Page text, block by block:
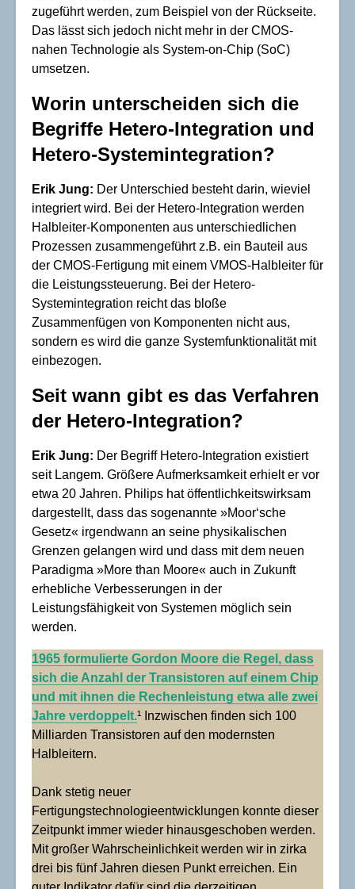
zugeführt werden, zum Beispiel von der Rückseite.
Das lässt sich jedoch nicht mehr in der CMOS-
nahen Technologie als System-on-Chip (SoC)
umsetzen.
Worin unterscheiden sich die
Begriffe Hetero-Integration und
Hetero-Systemintegration?
Erik Jung: Der Unterschied besteht darin, wieviel
integriert wird. Bei der Hetero-Integration werden
Halbleiter-Komponenten aus unterschiedlichen
Prozessen zusammengeführt z.B. ein Bauteil aus
der CMOS-Fertigung mit einem VMOS-Halbleiter für
die Leistungssteuerung. Bei der Hetero-
Systemintegration reicht das bloße
Zusammenfügen von Komponenten nicht aus,
sondern es wird die ganze Systemfunktionalität mit
einbezogen.
Seit wann gibt es das Verfahren
der Hetero-Integration?
Erik Jung: Der Begriff Hetero-Integration existiert
seit Langem. Größere Aufmerksamkeit erhielt er vor
etwa 20 Jahren. Philips hat öffentlichkeitswirksam
dargestellt, dass das sogenannte »Moor‘sche
Gesetz« irgendwann an seine physikalischen
Grenzen gelangen wird und dass mit dem neuen
Paradigma »More than Moore« auch in Zukunft
erhebliche Verbesserungen in der
Leistungsfähigkeit von Systemen möglich sein
werden.
1965 formulierte Gordon Moore die Regel, dass
sich die Anzahl der Transistoren auf einem Chip
und mit ihnen die Rechenleistung etwa alle zwei
Jahre verdoppelt.¹ Inzwischen finden sich 100
Milliarden Transistoren auf den modernsten
Halbleitern.
Dank stetig neuer
Fertigungstechnologieentwicklungen konnte dieser
Zeitpunkt immer wieder hinausgeschoben werden.
Mit großer Wahrscheinlichkeit werden wir in zirka
drei bis fünf Jahren diesen Punkt erreichen. Ein